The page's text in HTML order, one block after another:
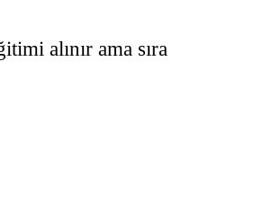
alınır ama sıra